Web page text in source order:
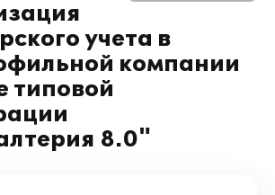
учета в
компании
типовой
8.0"